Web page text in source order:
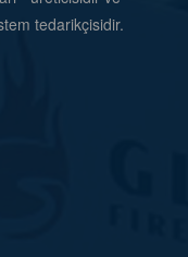
tedarikçisidir.